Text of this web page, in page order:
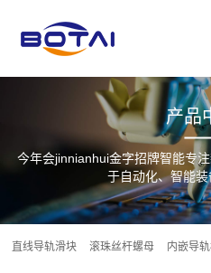
产品
今年会jinnianhui金字招牌智能专
于自动化、智能
直线导轨滑块 滚珠丝杆螺母 内嵌导